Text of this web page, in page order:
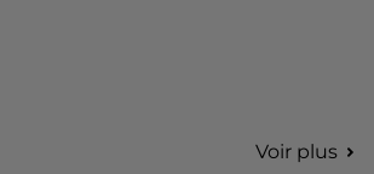
Voir plus